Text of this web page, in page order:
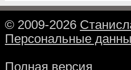
© 2009-2026
Персональные
Полная версия